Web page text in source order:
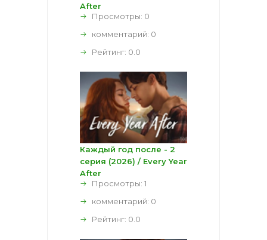
After
Просмотры: 0
комментарий: 0
Рейтинг: 0.0
Каждый год после - 2
серия (2026) / Every Year
After
Просмотры: 1
комментарий: 0
Рейтинг: 0.0